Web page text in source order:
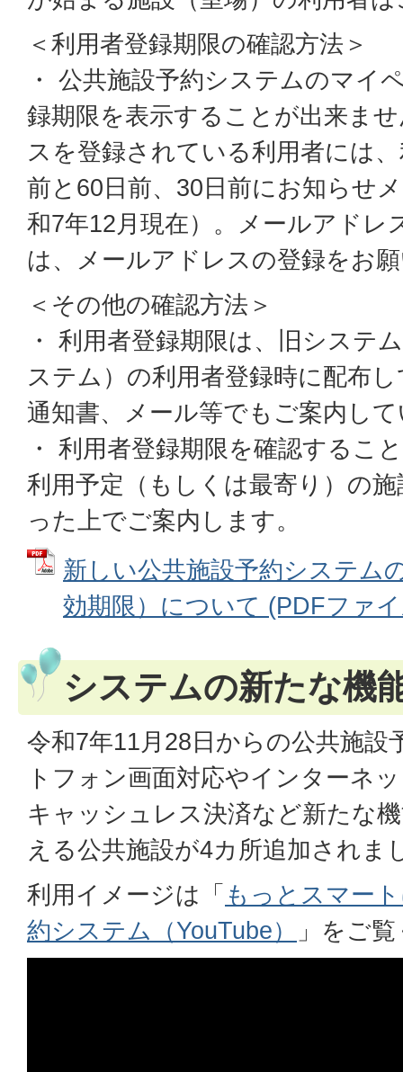
＜利用者登録期限の確認方法＞
・ 公共施設予約システムのマイ
録期限を表示することが出来ま
スを登録されている利用者には
前と60日前、30日前にお知らせ
和7年12月現在）。メールアドレ
は、メールアドレスの登録をお
＜その他の確認方法＞
・ 利用者登録期限は、旧システ
ステム）の利用者登録時に配布
通知書、メール等でもご案内し
・ 利用者登録期限を確認するこ
利用予定（もしくは最寄り）の
った上でご案内します。
新しい公共施設予約システム
効期限）について (PDFファ
システムの新たな機
令和7年11月28日からの公共施設
トフォン画面対応やインターネ
キャッシュレス決済など新たな
える公共施設が4カ所追加されま
利用イメージは「 もっとスマー
約システム（YouTube）
」をご